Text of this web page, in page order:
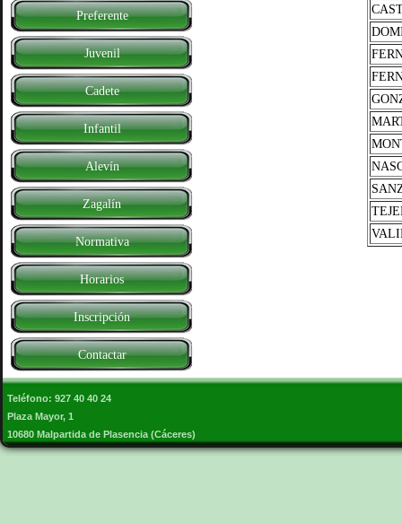
Preferente
Juvenil
Cadete
Infantil
Alevín
Zagalín
Normativa
Horarios
Inscripción
Contactar
Teléfono: 927 40 40 24
Plaza Mayor, 1
10680 Malpartida de Plasencia (Cáceres)